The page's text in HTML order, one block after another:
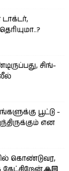
சிங்­
பூட்டு -
என
கொண்டுவர,